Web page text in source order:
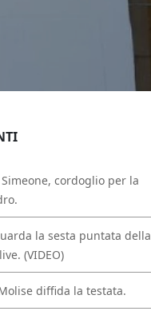
cordoglio per la
la sesta puntata della
(VIDEO)
diffida la testata.